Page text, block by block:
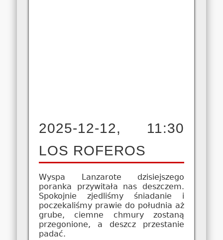
2025-12-12, 11:30
LOS ROFEROS
Wyspa Lanzarote dzisiejszego
poranka przywitała nas deszczem.
Spokojnie zjedliśmy śniadanie i
poczekaliśmy prawie do południa aż
grube, ciemne chmury zostaną
przegonione, a deszcz przestanie
padać.